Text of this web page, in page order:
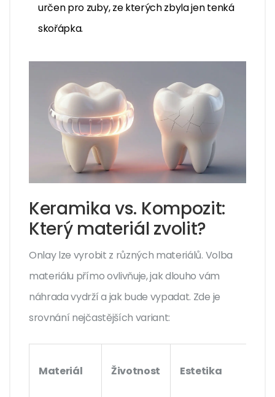
určen pro zuby, ze kterých zbyla jen tenká
skořápka.
Keramika vs. Kompozit:
Který materiál zvolit?
Onlay lze vyrobit z různých materiálů. Volba
materiálu přímo ovlivňuje, jak dlouho vám
náhrada vydrží a jak bude vypadat. Zde je
srovnání nejčastějších variant:
Materiál Životnost Estetika